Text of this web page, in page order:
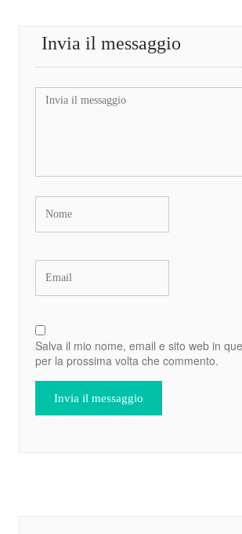
Invia il messaggio
Salva il mio nome, email e sito web in
per la prossima volta che commento.